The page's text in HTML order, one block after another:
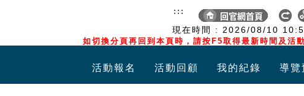
現在時間 : 2026/08/10
如切換分頁再回到本頁時，請按F5取得最新時間及活
:::
活動報名 活動回顧 我的紀錄 導覽